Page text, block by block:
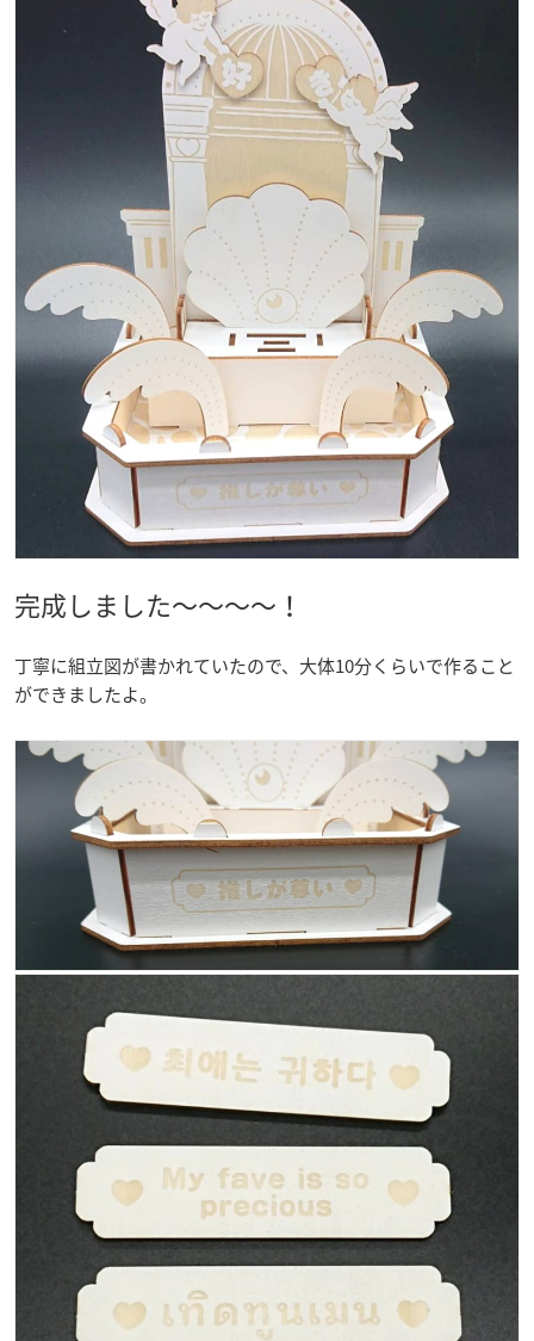
完成しました～～～～！
丁寧に組立図が書かれていたので、大体10分くらいで作ること
ができましたよ。